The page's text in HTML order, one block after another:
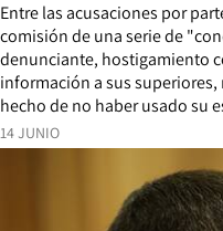
14 JUNIO
Entre las acusaciones por
comisión de una serie de
denunciante, hostigamiento
información a sus superiores,
hecho de no haber usado su